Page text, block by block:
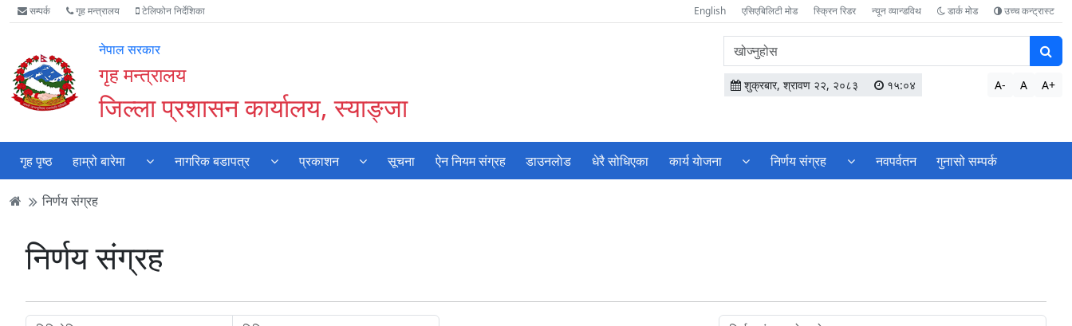
Accessibility
Mode
गर्नुहोस्
मुख्य
सामाग्री
मुख्य
नेभिगेसन
वेबसाइट
खोजमा
सम्पर्क गृह मन्त्रालय टेलिफोन निर्देशिका English एसिएबिलिटी मोड स्क्रिन रिडर न्यून व्यान्डविथ डार्क मोड उच्च कन्ट्रास्ट
नेपाल सरकार
गृह मन्त्रालय
जिल्ला प्रशासन कार्यालय, स्याङ्जा
वेबसाइटमा
सामग्री
खोज्नुहोस
शुक्रबार, श्रावण २२, २०८३ १५:०४ A- A A+
गृह पृष्ठ हाम्रो बारेमा नागरिक बडापत्र प्रकाशन सूचना ऐन नियम संग्रह डाउनलाेड धेरै सोधिएका कार्य याेजना निर्णय संग्रह नवपर्वतन गुनासो सम्पर्क
निर्णय संग्रह
निर्णय संग्रह